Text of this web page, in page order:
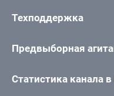
Техподдержка
Предвыборная
Статистика канала в